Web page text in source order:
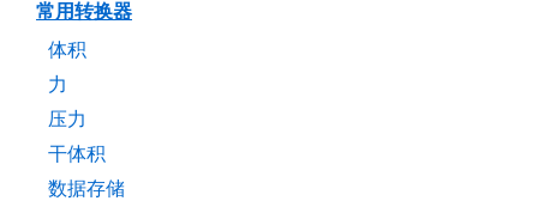
常用转换器
体积
力
压力
干体积
数据存储